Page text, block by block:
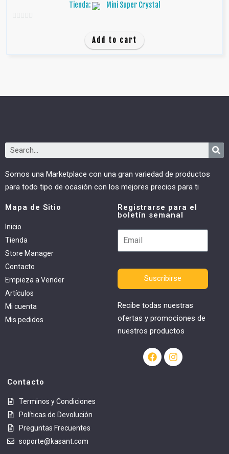
Tienda: Mini Super Crystal
Add to cart
Somos una Marketplace con una gran variedad de productos
para todo tipo de ocasión con los mejores precios para ti
Mapa de Sitio
Inicio
Tienda
Store Manager
Contacto
Empieza a Vender
Artículos
Mi cuenta
Mis pedidos
Registrarse para el
boletín semanal
Suscribirse
Recibe todas nuestras
ofertas y promociones de
nuestros productos
Contacto
Terminos y Condiciones
Políticas de Devolución
Preguntas Frecuentes
soporte@kasant.com